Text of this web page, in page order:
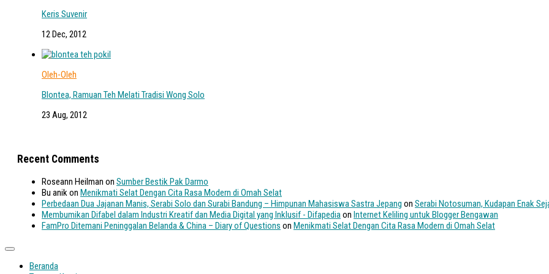
Keris Suvenir
12 Dec, 2012
Oleh-Oleh
Blontea, Ramuan Teh Melati Tradisi Wong Solo
23 Aug, 2012
Recent Comments
Roseann Heilman on Sumber Bestik Pak Darmo
Bu anikon Menikmati Selat Dengan Cita Rasa Modern di Omah Selat
Perbedaan Dua Jajanan Manis, Serabi Solo dan Surabi Bandung – Himpunan Mahasiswa Sastra Jepang on Serabi Notosuman, Kudapan Enak
Membumikan Difabel dalam Industri Kreatif dan Media Digital yang Inklusif - Difapediaon Internet Keliling untuk Blogger Bengawan
FamPro Ditemani Peninggalan Belanda & China – Diary of Questions on Menikmati Selat Dengan Cita Rasa Modern di Omah Selat
Beranda